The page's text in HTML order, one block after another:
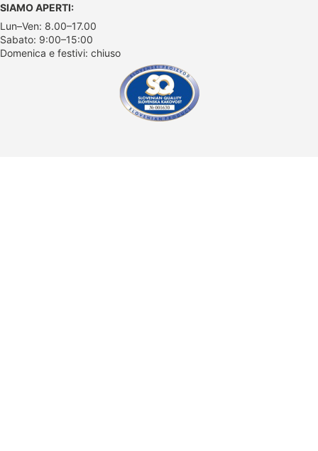
SIAMO APERTI:
Lun–Ven: 8.00–17.00
Sabato: 9:00–15:00
Domenica e festivi: chiuso